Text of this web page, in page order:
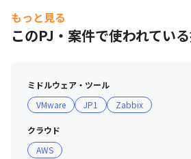
ームを設けていない為、裁量権が比
場で業務を進めていける環境です。
もっと見る
このPJ・案件で使われてい
ミドルウェア・ツール
VMware
JP1 Zabbix
クラウド
AWS